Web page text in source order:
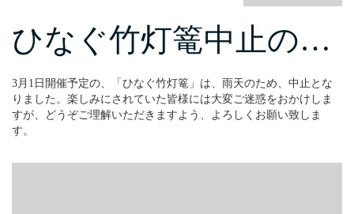
ひなぐ竹灯篭中止の…
3月1日開催予定の、「ひなぐ竹灯篭」は、雨天のため、中止とな
りました。楽しみにされていた皆様には大変ご迷惑をおかけしま
すが、どうぞご理解いただきますよう、よろしくお願い致しま
す。